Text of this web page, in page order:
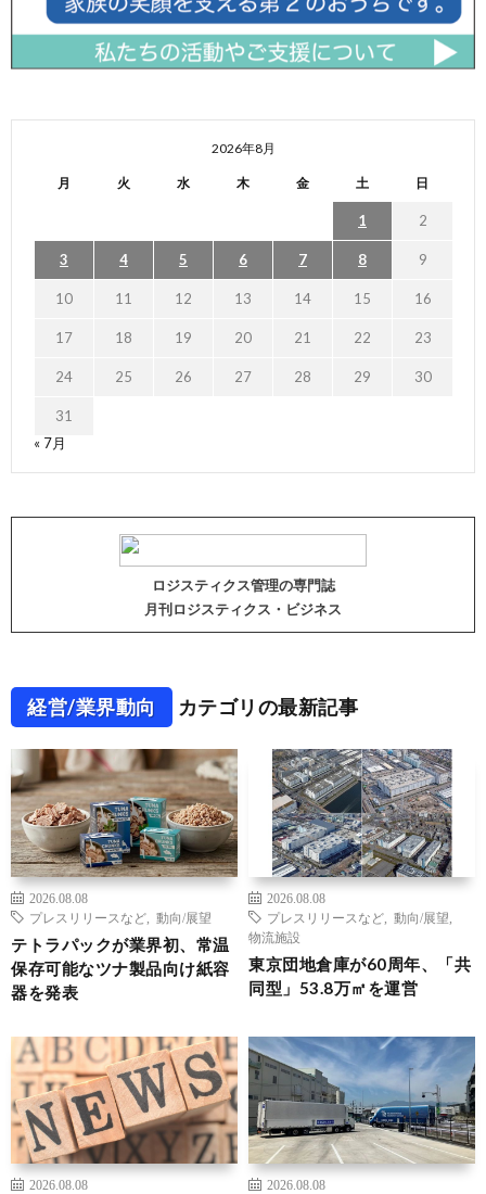
2026年8月
月 火 水 木 金 土 日
1 2
3 4 5 6 7 8 9
10 11 12 13 14 15 16
17 18 19 20 21 22 23
24 25 26 27 28 29 30
31
« 7月
ロジスティクス管理の専門誌
月刊ロジスティクス・ビジネス
経営/業界動向 カテゴリの最新記事
2026.08.08
プレスリリースなど
動向/展望
テトラパックが業界初、常温
保存可能なツナ製品向け紙容
器を発表
2026.08.08
プレスリリースなど
動向/展望
物流施設
東京団地倉庫が60周年、「共
同型」53.8万㎡を運営
2026.08.08
2026.08.08